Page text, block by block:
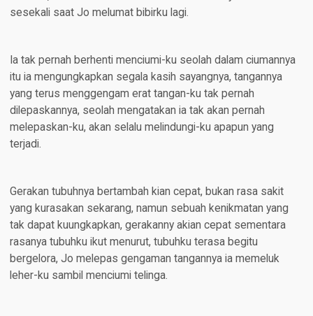
sesekali saat Jo melumat bibirku lagi.
Ia tak pernah berhenti menciumi-ku seolah dalam ciumannya
itu ia mengungkapkan segala kasih sayangnya, tangannya
yang terus menggengam erat tangan-ku tak pernah
dilepaskannya, seolah mengatakan ia tak akan pernah
melepaskan-ku, akan selalu melindungi-ku apapun yang
terjadi.
Gerakan tubuhnya bertambah kian cepat, bukan rasa sakit
yang kurasakan sekarang, namun sebuah kenikmatan yang
tak dapat kuungkapkan, gerakanny akian cepat sementara
rasanya tubuhku ikut menurut, tubuhku terasa begitu
bergelora, Jo melepas gengaman tangannya ia memeluk
leher-ku sambil menciumi telinga.